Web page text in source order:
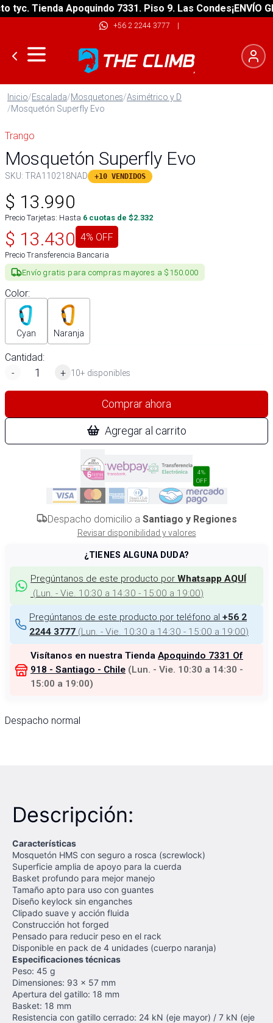
Tienda Apoquindo 7331. Piso 9. Las Condes¡ENVÍO
+56 2 2244 3777 |
Inicio/Escalada/Mosquetones/Asimétrico y D
/Mosquetón Superfly Evo
Trango
Mosquetón Superfly Evo
SKU: TRA110218NAD +10 VENDIDOS
$ 13.990
Precio Tarjetas: Hasta 6 cuotas de $2.332
$ 13.430 4% OFF
Precio Transferencia Bancaria
Envío gratis para compras mayores a $150.000
Color:
Cyan Naranja
Cantidad:
-
+ 10+ disponibles
Comprar ahora
Agregar al carrito
4%
OFF
Despacho domicilio a Santiago y Regiones
Revisar disponibilidad y valores
¿TIENES ALGUNA DUDA?
Pregúntanos de este producto por Whatsapp AQUÍ
(Lun. - Vie. 10:30 a 14:30 - 15:00 a 19:00)
Pregúntanos de este producto por teléfono al +56 2
2244 3777 (Lun. - Vie. 10:30 a 14:30 - 15:00 a 19:00)
Visítanos en nuestra Tienda Apoquindo 7331 Of
918 - Santiago - Chile (Lun. - Vie. 10:30 a 14:30 -
15:00 a 19:00)
Despacho normal
Descripción:
Características
Mosquetón HMS con seguro a rosca (screwlock)
Superficie amplia de apoyo para la cuerda
Basket profundo para mejor manejo
Tamaño apto para uso con guantes
Diseño keylock sin enganches
Clipado suave y acción fluida
Construcción hot forged
Pensado para reducir peso en el rack
Disponible en pack de 4 unidades (cuerpo naranja)
Especificaciones técnicas
Peso: 45 g
Dimensiones: 93 × 57 mm
Apertura del gatillo: 18 mm
Basket: 18 mm
Resistencia con gatillo cerrado: 24 kN (eje mayor) / 7 kN (eje